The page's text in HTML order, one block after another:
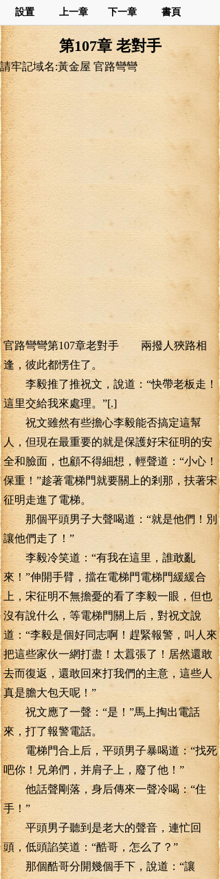
設置 上一章 下一章 書頁
第107章 老對手
請牢記域名:黃金屋 官路彎彎
官路彎彎第107章老對手 兩撥人狹路相
逢，彼此都愣住了。
李毅推了推祝文，說道：“快帶老板走！
這里交給我來處理。”[.]
祝文雖然有些擔心李毅能否搞定這幫
人，但現在最重要的就是保護好宋征明的安
全和臉面，也顧不得細想，輕聲道：“小心！
保重！”趁著電梯門就要關上的剎那，扶著宋
征明走進了電梯。
那個平頭男子大聲喝道：“就是他們！別
讓他們走了！”
李毅冷笑道：“有我在這里，誰敢亂
來！”伸開手臂，擋在電梯門電梯門緩緩合
上，宋征明不無擔憂的看了李毅一眼，但也
沒有說什么，等電梯門關上后，對祝文說
道：“李毅是個好同志啊！趕緊報警，叫人來
把這些家伙一網打盡！太囂張了！居然還敢
去而復返，還敢回來打我們的主意，這些人
真是膽大包天呢！”
祝文應了一聲：“是！”馬上掏出電話
來，打了報警電話。
電梯門合上后，平頭男子暴喝道：“找死
吧你！兄弟們，并肩子上，廢了他！”
他話聲剛落，身后傳來一聲冷喝：“住
手！”
平頭男子聽到是老大的聲音，連忙回
頭，低頭諂笑道：“酷哥，怎么了？”
那個酷哥分開幾個手下，說道：“讓